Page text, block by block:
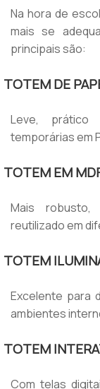
Na hora de
mais se
principais são:
TOTEM DE
Leve,
temporárias em
TOTEM EM
Mais
reutilizado em
TOTEM
Excelente para
ambientes
TOTEM
Com telas